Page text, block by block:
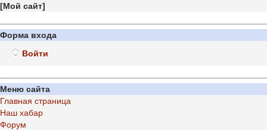
[Мой сайт]
Форма входа
Войти
Меню сайта
Главная страница
Наш хабар
Форум